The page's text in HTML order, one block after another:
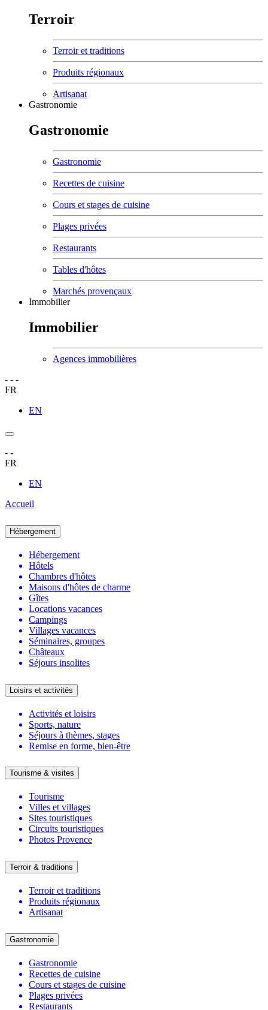
Terroir
Terroir et traditions
Produits régionaux
Artisanat
Gastronomie
Gastronomie
Gastronomie
Recettes de cuisine
Cours et stages de cuisine
Plages privées
Restaurants
Tables d'hôtes
Marchés provençaux
Immobilier
Immobilier
Agences immobilières
- - -
FR
EN
- -
FR
EN
Accueil
Hébergement
Hébergement
Hôtels
Chambres d'hôtes
Maisons d'hôtes de charme
Gîtes
Locations vacances
Campings
Villages vacances
Séminaires, groupes
Châteaux
Séjours insolites
Loisirs et activités
Activités et loisirs
Sports, nature
Séjours à thèmes, stages
Remise en forme, bien-être
Tourisme & visites
Tourisme
Villes et villages
Sites touristiques
Circuits touristiques
Photos Provence
Terroir & traditions
Terroir et traditions
Produits régionaux
Artisanat
Gastronomie
Gastronomie
Recettes de cuisine
Cours et stages de cuisine
Plages privées
Restaurants